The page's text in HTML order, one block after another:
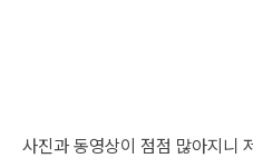
사진과 동영상이 점점 많아지니